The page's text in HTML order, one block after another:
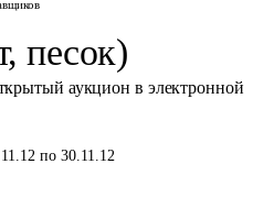
песок)
аукцион в электронной
по 30.11.12